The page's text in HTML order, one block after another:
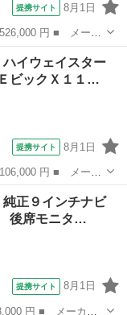
提携サイト 8月1日
： ハイウェイス
ター 両側電動ド
イウェイスター
ビックＸ１１…
提携サイト 8月1日
名： ｅ－パワー
Ｘ１１インチナ
正９インチナビ
後席モニタ…
提携サイト 8月1日